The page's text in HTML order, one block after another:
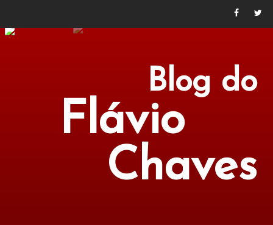
Blog do
Flávio
Chaves